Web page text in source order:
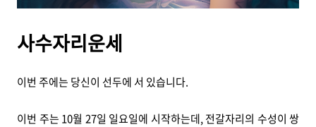
사수자리운세
이번 주에는 당신이 선두에 서 있습니다.
이번 주는 10월 27일 일요일에 시작하는데, 전갈자리의 수성이 쌍